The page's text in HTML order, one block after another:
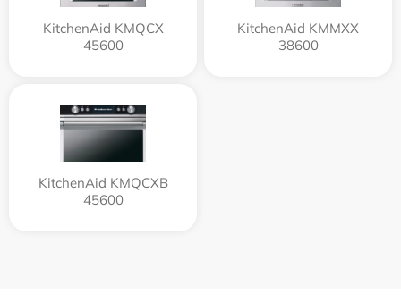
KitchenAid KMQCX
45600
KitchenAid KMMXX
38600
KitchenAid KMQCXB
45600